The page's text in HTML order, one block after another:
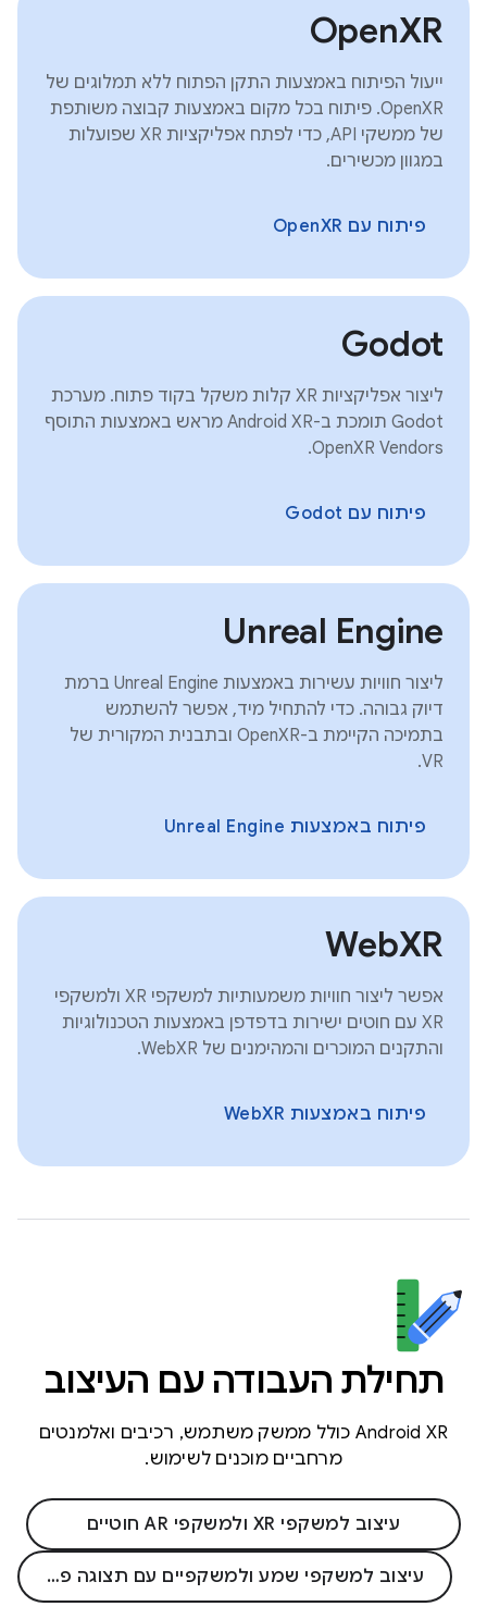
OpenXR
ייעול הפיתוח באמצעות התקן הפתוח ללא תמלוגים של
OpenXR. פיתוח בכל מקום באמצעות קבוצה משותפת
של ממשקי API, כדי לפתח אפליקציות XR שפועלות
במגוון מכשירים.
פיתוח עם OpenXR
Godot
ליצור אפליקציות XR קלות משקל בקוד פתוח. מערכת
Godot תומכת ב-Android XR מראש באמצעות התוסף
OpenXR Vendors.
פיתוח עם Godot
Unreal Engine
ליצור חוויות עשירות באמצעות Unreal Engine ברמת
דיוק גבוהה. כדי להתחיל מיד, אפשר להשתמש
בתמיכה הקיימת ב-OpenXR ובתבנית המקורית של
VR.
פיתוח באמצעות Unreal Engine
WebXR
אפשר ליצור חוויות משמעותיות למשקפי XR ולמשקפי
XR עם חוטים ישירות בדפדפן באמצעות הטכנולוגיות
והתקנים המוכרים והמהימנים של WebXR.
פיתוח באמצעות WebXR
תחילת העבודה עם העיצוב
Android XR כולל ממשק משתמש, רכיבים ואלמנטים
מרחביים מוכנים לשימוש.
עיצוב למשקפי XR ולמשקפי AR חוטיים
עיצוב למשקפי שמע ולמשקפיים עם תצוגה פנימית